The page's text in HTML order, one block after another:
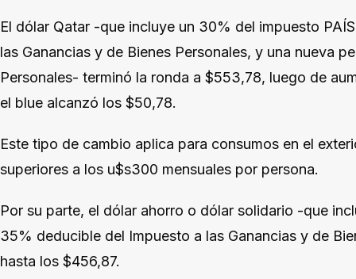
El dólar Qatar -que incluye un 30% del impuesto
las Ganancias y de Bienes Personales, y una nueva
Personales- terminó la ronda a $553,78, luego de
el blue alcanzó los $50,78.
Este tipo de cambio aplica para consumos en el
superiores a los u$s300 mensuales por persona.
Por su parte, el dólar ahorro o dólar solidario -que
35% deducible del Impuesto a las Ganancias y de
hasta los $456,87.